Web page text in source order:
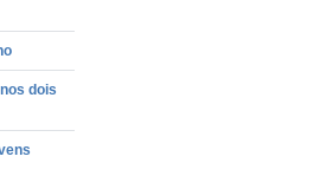
dois